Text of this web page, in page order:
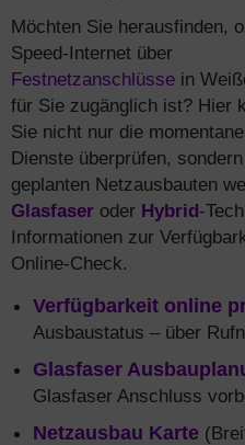
Möchten Sie herausfinden,
Speed-Internet über
Festnetzanschlüsse in
für Sie zugänglich ist? Hier
Sie nicht nur die
Dienste überprüfen,
geplanten Netzausbauten
Glasfaser oder Hybrid-
Informationen zur
Online-Check.
Verfügbarkeit online
Ausbaustatus – über
Glasfaser
Glasfaser Anschluss
Netzausbau Karte